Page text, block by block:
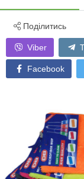
Поділитись
Viber
Facebook